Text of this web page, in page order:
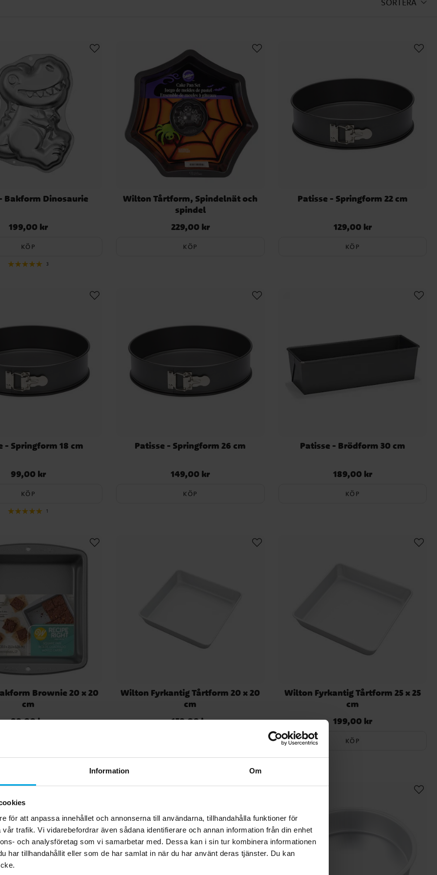
Information Om
för att anpassa innehållet och annonserna till användarna, tillhandahålla funktioner för
trafik. Vi vidarebefordrar även sådana identifierare och annan information från din enhet
och analysföretag som vi samarbetar med. Dessa kan i sin tur kombinera informationen
har tillhandahållit eller som de har samlat in när du har använt deras tjänster. Du kan
välkända varumärken som Patisse och Wilton, och är tillverkade av slitstarka material. I de flesta
av aluminium med en nonstick-behandling, vilket underlättar både bakning och rengöring.
Bakform Dinosaurie
Pris:199,00 kr
199,00 kr
KÖP
3
Wilton Tårtform, Spindelnät och
spindel
Pris:229,00 kr
229,00 kr
KÖP
Patisse - Springform 22 cm
Pris:129,00 kr
129,00 kr
KÖP
- Springform 18 cm
Pris:99,00 kr
99,00 kr
KÖP
1
Patisse - Springform 26 cm
Pris:149,00 kr
149,00 kr
KÖP
Patisse - Brödform 30 cm
Pris:189,00 kr
189,00 kr
KÖP
Brownie 20 x 20
cm
Pris:99,00 kr
99,00 kr
7
Wilton Fyrkantig Tårtform 20 x 20
cm
Pris:159,00 kr
159,00 kr
Wilton Fyrkantig Tårtform 25 x 25
cm
Pris:199,00 kr
199,00 kr
KÖP